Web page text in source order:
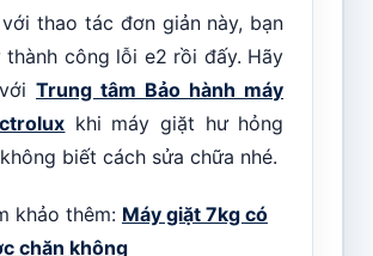
thao tác đơn giản này, bạn
công lỗi e2 rồi đấy. Hãy
Trung tâm Bảo hành máy
khi máy giặt hư hỏng
biết cách sửa chữa nhé.
khảo thêm: Máy giặt 7kg có
chăn không